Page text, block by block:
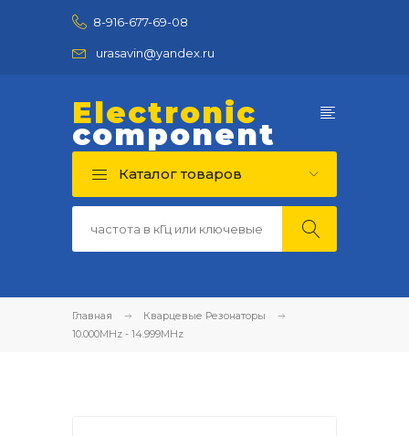
8-916-677-69-08
urasavin@yandex.ru
Electronic
component
Каталог товаров
Главная
Кварцевые Резонаторы
10.000MHz - 14.999MHz